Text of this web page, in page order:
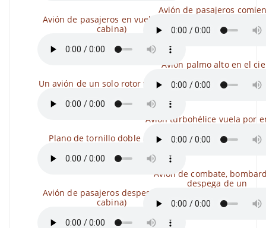
Avión de pasajeros en vuelo (en la
cabina)
Un avión de un solo rotor vuela, una
Plano de tornillo doble aterriza
Avión de pasajeros despega (en la
cabina)
Avión de pasajeros
Avión palmo alto en el
Avión turbohélice vuela por
Avión de combate,
despega de un